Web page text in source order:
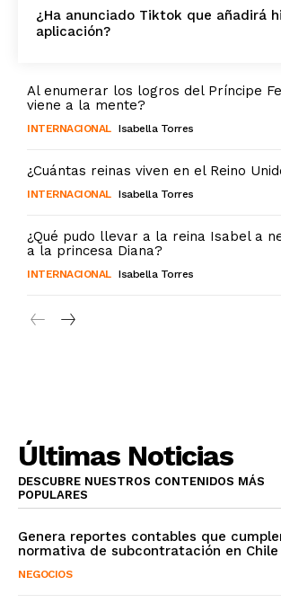
¿Ha anunciado Tiktok que añadirá
aplicación?
Al enumerar los logros del Príncipe
viene a la mente?
INTERNACIONAL Isabella Torres
¿Cuántas reinas viven en el Reino
INTERNACIONAL Isabella Torres
¿Qué pudo llevar a la reina Isabel a
a la princesa Diana?
INTERNACIONAL Isabella Torres
Últimas Noticias
DESCUBRE NUESTROS CONTENIDOS MÁS
POPULARES
Genera reportes contables que
normativa de subcontratación en Chile
NEGOCIOS